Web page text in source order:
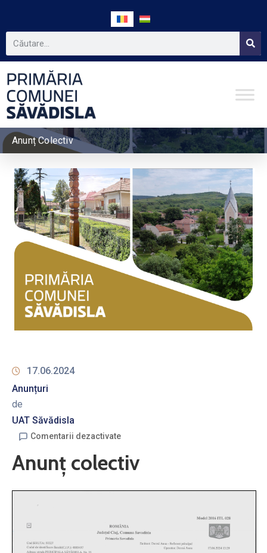
Anunț Colectiv
17.06.2024
Anunțuri
de
UAT Săvădisla
Comentarii dezactivate
Anunț colectiv